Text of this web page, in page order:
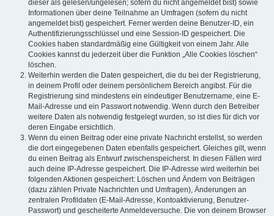
dieser als gelesen/ungelesen; sofern du nicht angemeldet bist) sowie
Informationen über deine Teilnahme an Umfragen (sofern du nicht
angemeldet bist) gespeichert. Ferner werden deine Benutzer-ID, ein
Authentifizierungsschlüssel und eine Session-ID gespeichert. Die
Cookies haben standardmäßig eine Gültigkeit von einem Jahr. Alle
Cookies kannst du jederzeit über die Funktion „Alle Cookies löschen“
löschen.
Weiterhin werden die Daten gespeichert, die du bei der Registrierung,
in deinem Profil oder deinem persönlichem Bereich angibst. Für die
Registrierung sind mindestens ein eindeutiger Benutzername, eine E-
Mail-Adresse und ein Passwort notwendig. Wenn durch den Betreiber
weitere Daten als notwendig festgelegt wurden, so ist dies für dich vor
deren Eingabe ersichtlich.
Wenn du einen Beitrag oder eine private Nachricht erstellst, so werden
die dort eingegebenen Daten ebenfalls gespeichert. Gleiches gilt, wenn
du einen Beitrag als Entwurf zwischenspeicherst. In diesen Fällen wird
auch deine IP-Adresse gespeichert. Die IP-Adresse wird weiterhin bei
folgenden Aktionen gespeichert: Löschen und Ändern von Beiträgen
(dazu zählen Private Nachrichten und Umfragen), Änderungen an
zentralen Profildaten (E-Mail-Adresse, Kontoaktivierung, Benutzer-
Passwort) und gescheiterte Anmeldeversuche. Die von deinem Browser